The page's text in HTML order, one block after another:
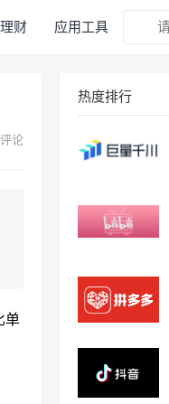
财 应用工具
论
单
热度排行